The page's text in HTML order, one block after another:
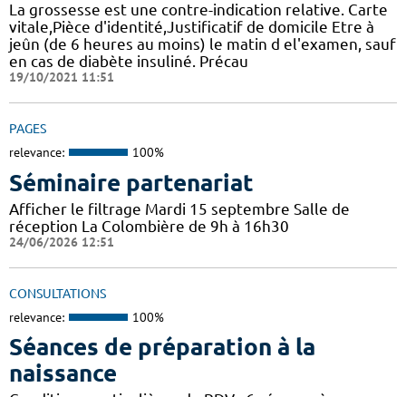
La grossesse est une contre-indication relative. Carte
vitale,Pièce d'identité,Justificatif de domicile Etre à
jeûn (de 6 heures au moins) le matin d el'examen, sauf
en cas de diabète insuliné. Précau
19/10/2021 11:51
PAGES
relevance: 100%
Séminaire partenariat
Afficher le filtrage Mardi 15 septembre Salle de
réception La Colombière de 9h à 16h30
24/06/2026 12:51
CONSULTATIONS
relevance: 100%
Séances de préparation à la
naissance